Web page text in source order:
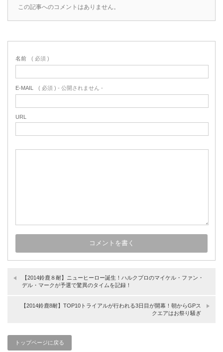
この記事へのコメントはありません。
名前 ( 必須 )
E-MAIL ( 必須 ) - 公開されません -
URL
【2014鈴鹿８耐】ニューヒーロー誕生！ハルクプロのマイケル・ファン・
デル・マークが予選で驚異のタイムを記録！
【2014鈴鹿8耐】TOP10トライアルが行われる3日目が開幕！朝からGPス
クエアはお祭り騒ぎ
トップページに戻る